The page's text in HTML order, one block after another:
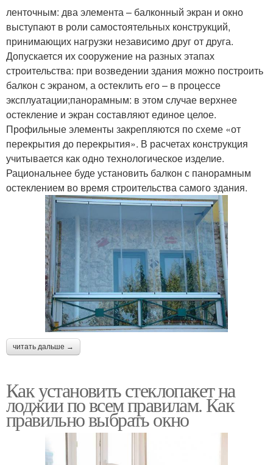
ленточным: два элемента – балконный экран и окно
выступают в роли самостоятельных конструкций,
принимающих нагрузки независимо друг от друга.
Допускается их сооружение на разных этапах
строительства: при возведении здания можно построить
балкон с экраном, а остеклить его – в процессе
эксплуатации;панорамным: в этом случае верхнее
остекление и экран составляют единое целое.
Профильные элементы закрепляются по схеме «от
перекрытия до перекрытия». В расчетах конструкция
учитывается как одно технологическое изделие.
Рациональнее буде установить балкон с панорамным
остеклением во время строительства самого здания.
читать дальше →
Как установить стеклопакет на
лоджии по всем правилам. Как
правильно выбрать окно